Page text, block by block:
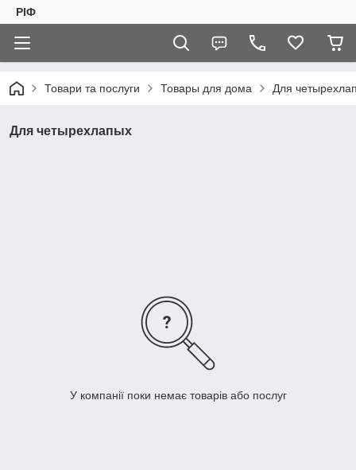
РІФ
Товари та послуги Товары для дома Для
Для четырехлапых
У компанії поки немає товарів або послуг